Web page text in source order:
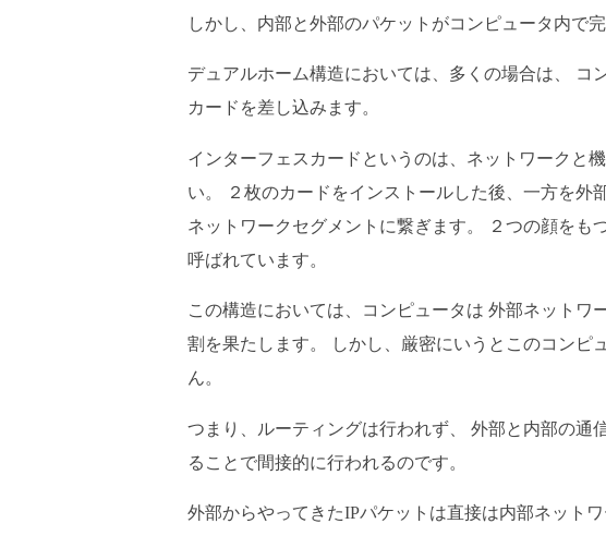
しかし、内部と外部のパケットがコンピュータ内で
デュアルホーム構造においては、多くの場合は、 コ
カードを差し込みます。
インターフェスカードというのは、ネットワークと
い。 ２枚のカードをインストールした後、一方を外
ネットワークセグメントに繋ぎます。 ２つの顔をも
呼ばれています。
この構造においては、コンピュータは 外部ネット
割を果たします。 しかし、厳密にいうとこのコンピ
ん。
つまり、ルーティングは行われず、 外部と内部の通
ることで間接的に行われるのです。
外部からやってきたIPパケットは直接は内部ネット